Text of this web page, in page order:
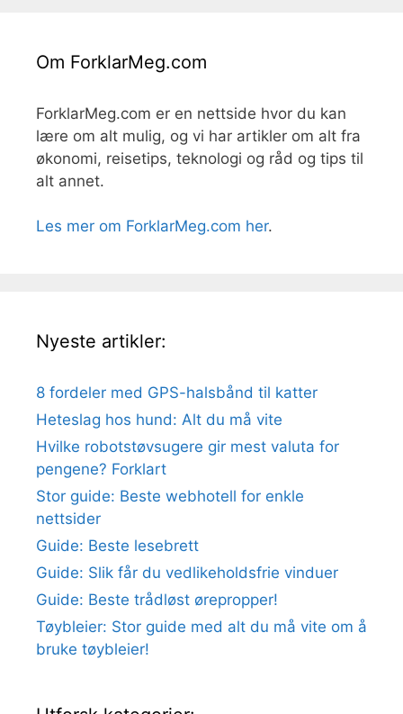
Om ForklarMeg.com
ForklarMeg.com er en nettside hvor du kan
lære om alt mulig, og vi har artikler om alt fra
økonomi, reisetips, teknologi og råd og tips til
alt annet.
Les mer om ForklarMeg.com her.
Nyeste artikler:
8 fordeler med GPS-halsbånd til katter
Heteslag hos hund: Alt du må vite
Hvilke robotstøvsugere gir mest valuta for
pengene? Forklart
Stor guide: Beste webhotell for enkle
nettsider
Guide: Beste lesebrett
Guide: Slik får du vedlikeholdsfrie vinduer
Guide: Beste trådløst ørepropper!
Tøybleier: Stor guide med alt du må vite om å
bruke tøybleier!